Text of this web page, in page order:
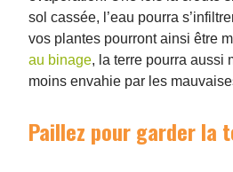
sol cassée, l’eau pourra
vos plantes pourront ainsi être
au binage, la terre pourra aussi
moins envahie par les
Paillez pour garder la